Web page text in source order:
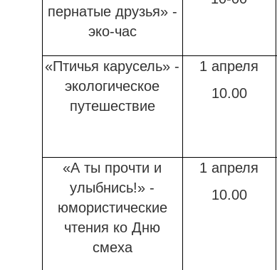
пернатые друзья» -
эко-час
«Птичья карусель» -
экологическое
путешествие
1 апреля
10.00
«А ты прочти и
улыбнись!» -
юмористические
чтения ко Дню
смеха
1 апреля
10.00